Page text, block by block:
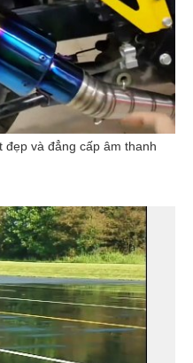
đẹp và đẳng cấp âm thanh